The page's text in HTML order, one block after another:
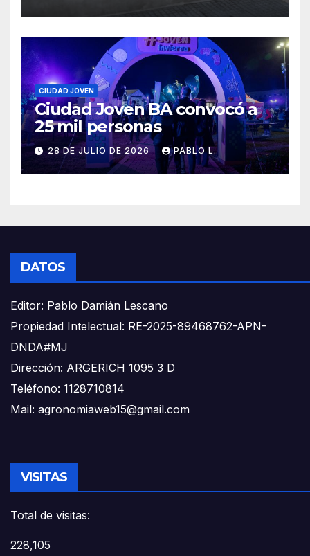
CIUDAD JOVEN
Ciudad Joven BA convocó a
25 mil personas
28 DE JULIO DE 2026 PABLO L.
DATOS
Editor: Pablo Damián Lescano
Propiedad Intelectual: RE-2025-89468762-APN-
DNDA#MJ
Dirección: ARGERICH 1095 3 D
Teléfono: 1128710814
Mail: agronomiaweb15@gmail.com
VISITAS
Total de visitas:
228,105